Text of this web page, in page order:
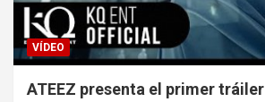
VÍDEO
ATEEZ presenta el primer tráiler